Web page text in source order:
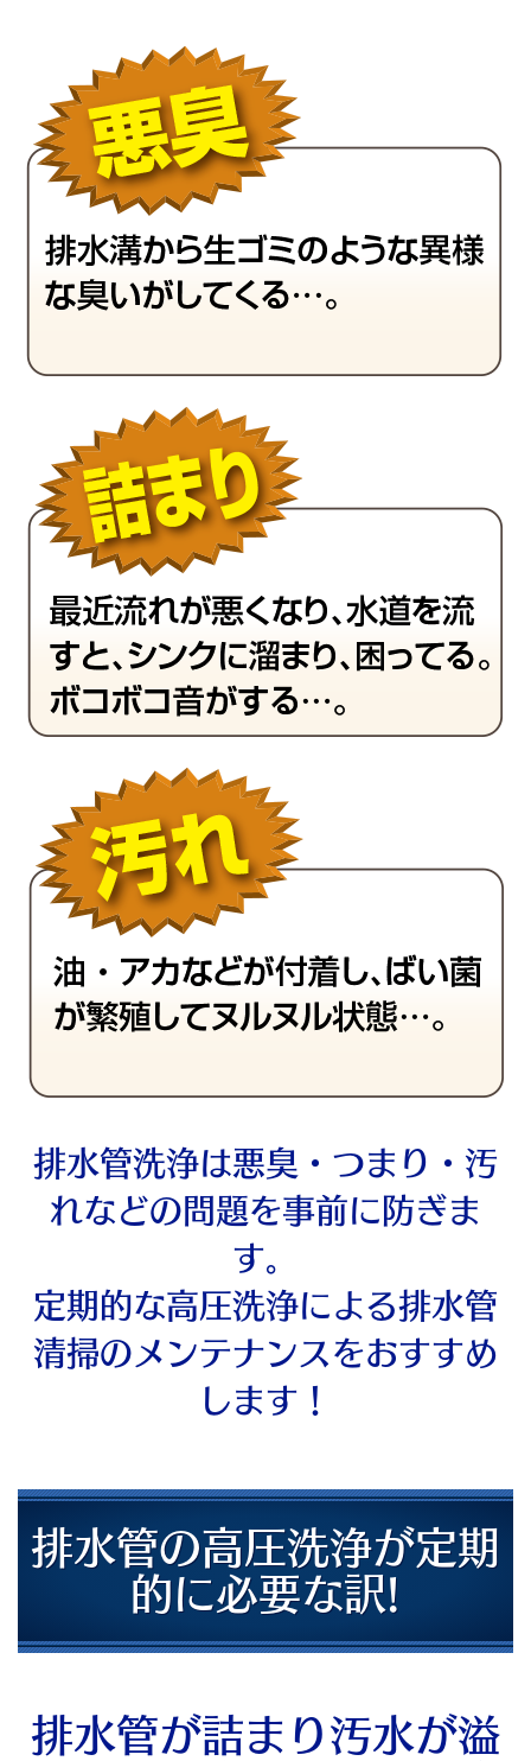
排水管洗浄は悪臭・つまり・汚
れなどの問題を事前に防ぎま
す。
定期的な高圧洗浄による排水管
清掃のメンテナンスをおすすめ
します！
排水管の高圧洗浄が定期
的に必要な訳!
排水管が詰まり汚水が溢